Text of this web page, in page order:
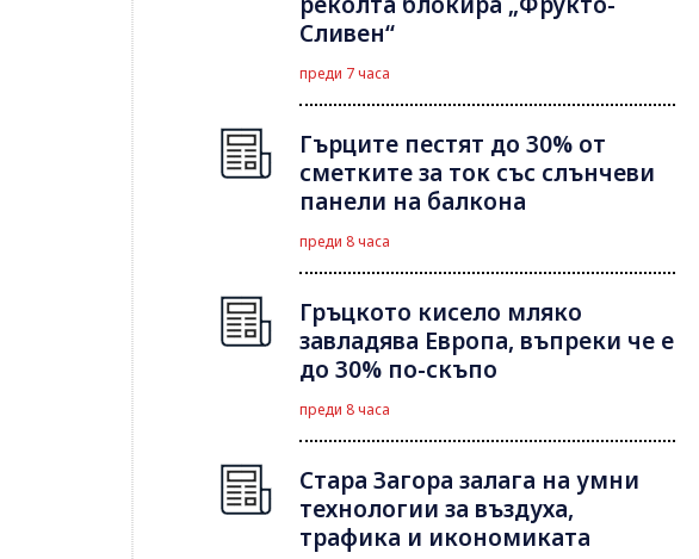
Сливен“
преди 7 часа
Гърците пестят до 30% от
сметките за ток със слънчеви
панели на балкона
преди 8 часа
Гръцкото кисело мляко
завладява Европа, въпреки че е
до 30% по-скъпо
преди 8 часа
Стара Загора залага на умни
технологии за въздуха,
трафика и икономиката